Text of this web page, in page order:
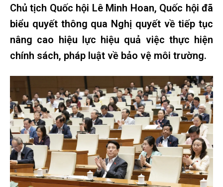
Chủ tịch Quốc hội Lê Minh Hoan, Quốc hội đã
biểu quyết thông qua Nghị quyết về tiếp tục
nâng cao hiệu lực hiệu quả việc thực hiện
chính sách, pháp luật về bảo vệ môi trường.